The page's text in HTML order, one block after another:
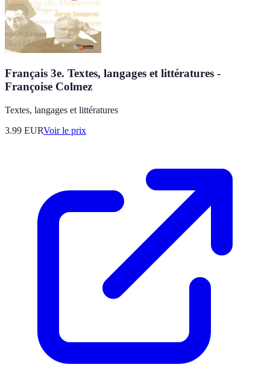
Français 3e. Textes, langages et littératures -
Françoise Colmez
Textes, langages et littératures
3.99 EURVoir le prix